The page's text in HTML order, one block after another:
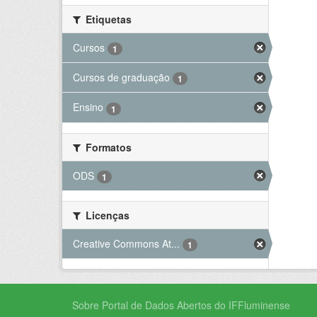
Etiquetas
Cursos
1
Cursos de graduação 1
Ensino 1
Formatos
ODS
1
Licenças
Creative Commons At...
1
Sobre Portal de Dados Abertos do IFFluminense